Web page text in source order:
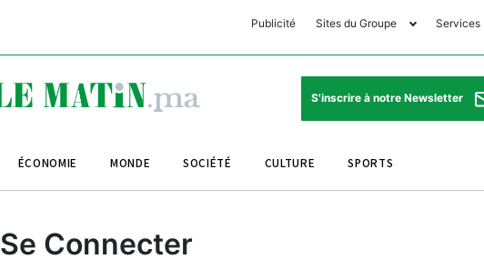
Publicité Sites du Groupe
Club Avantages
Le Matin Sports
Le Matin Store
Services
Horaires de prières
Pharmacies de garde
Programme TV
S'inscrire à notre Newsletter
ÉCONOMIE MONDE SOCIÉTÉ CULTURE SPORTS
Se Connecter